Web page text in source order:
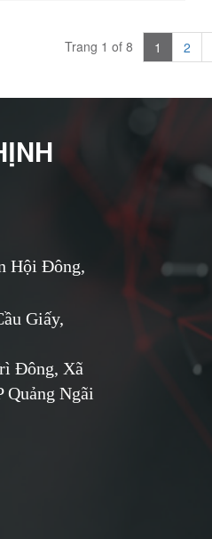
Trang 1 of 8 1 2
Hội Đông,
Giấy,
Đông, Xã
Ngãi